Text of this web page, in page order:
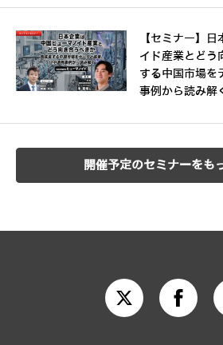
【セミナー】
イド産業とど
する中国市場を
事例から読み解
開催予定のセミナーをも